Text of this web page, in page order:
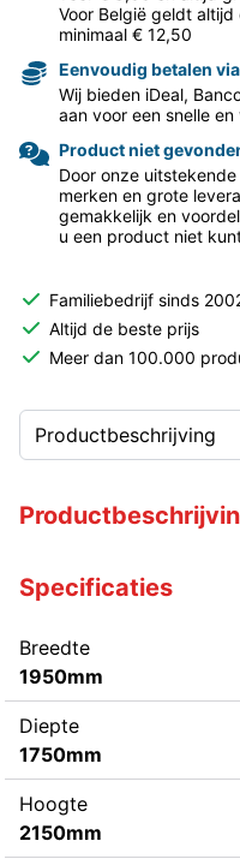
Voor België geldt
minimaal € 12,50
Eenvoudig betalen
Wij bieden iDeal,
aan voor een snelle
Product niet
Door onze
merken en grote
gemakkelijk en
u een product niet
Familiebedrijf sinds
Altijd de beste prijs
Meer dan 100.000
Specificaties
Breedte
1950mm
Diepte
1750mm
Hoogte
2150mm